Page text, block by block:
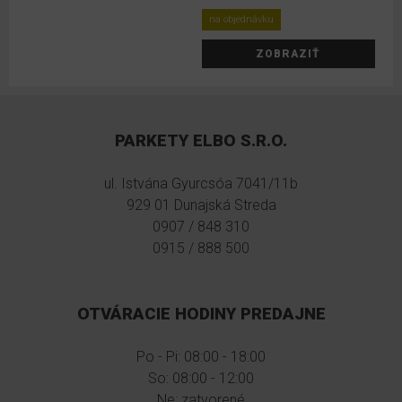
na objednávku
ZOBRAZIŤ
PARKETY ELBO S.R.O.
ul. Istvána Gyurcsóa 7041/11b
929 01 Dunajská Streda
0907 / 848 310
0915 / 888 500
OTVÁRACIE HODINY PREDAJNE
Po - Pi: 08:00 - 18:00
So: 08:00 - 12:00